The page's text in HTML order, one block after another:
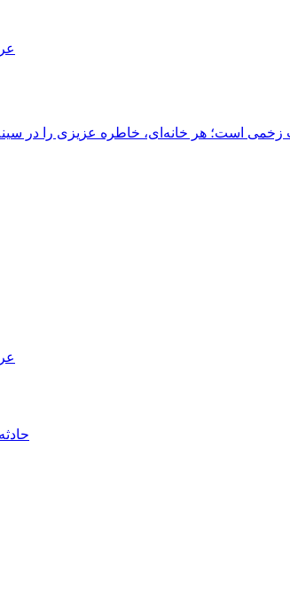
است؛ هر خانه‌ای، خاطره عزیزی را در